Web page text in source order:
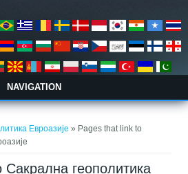
NAVIGATION
Евроазије » Pages that link to
геополитика